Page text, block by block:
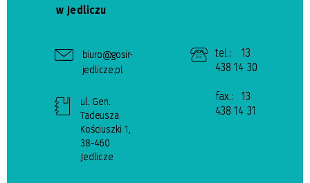
w Jedliczu
biuro@gosir-
jedlicze.pl
ul. Gen.
Tadeusza
Kościuszki 1,
38-460
Jedlicze
tel.:
13
438 14 30
fax.:
13
438 14 31